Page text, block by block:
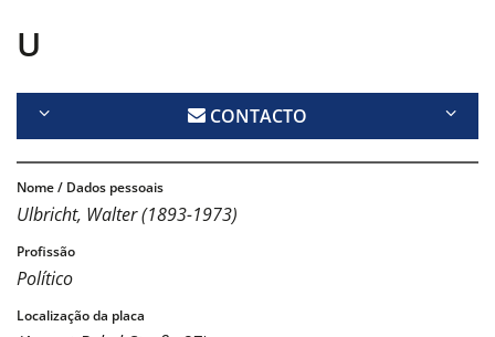
U
CONTACTO
Ulbricht, Walter (1893-1973)
Político